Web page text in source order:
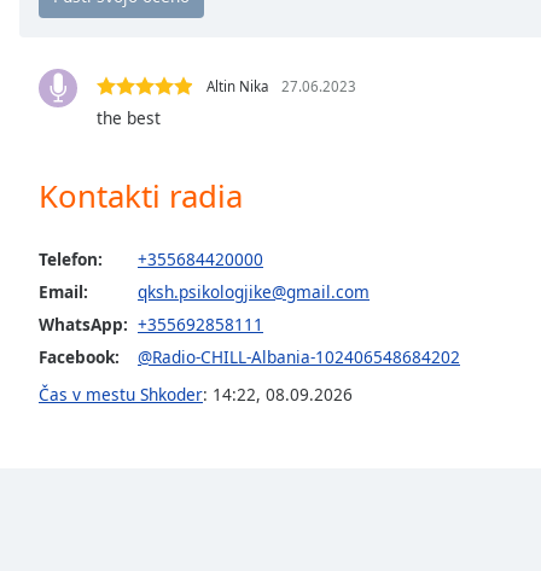
Chapters
off,
subtitles
settings
subtitles
Altin Nika 27.06.2023
the best
Kontakti radia
Telefon:
+355684420000
Email:
qksh.psikologjike@gmail.com
WhatsApp: +355692858111
Facebook:
@Radio-CHILL-Albania-102406548684202
Čas v mestu Shkoder: 14:22, 08.09.2026